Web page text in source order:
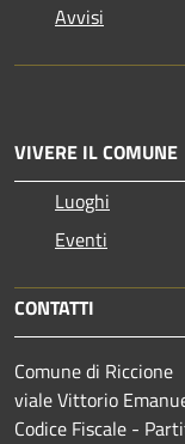
Avvisi
VIVERE IL COMUNE
Luoghi
Eventi
CONTATTI
Comune di Riccione
viale Vittorio
Codice Fiscale -